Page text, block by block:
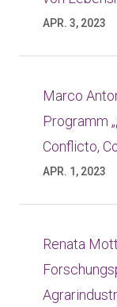
APR. 3, 2023
Marco
Programm
Conflicto,
APR. 1, 2023
Renata